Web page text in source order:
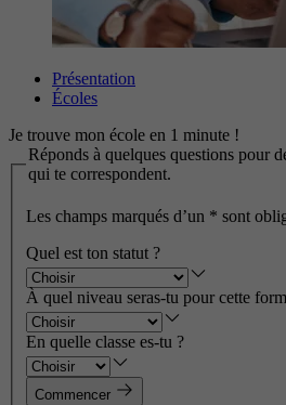
Présentation
Écoles
Je trouve mon école en 1 minute !
Réponds à quelques questions pour
qui te correspondent.
Les champs marqués d’un * sont
Quel est ton statut ?
À quel niveau seras-tu pour cette
En quelle classe es-tu ?
Commencer